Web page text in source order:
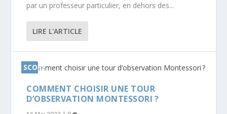
par un professeur particulier, en dehors des...
LIRE L'ARTICLE
SCORE
COMMENT CHOISIR UNE TOUR
D’OBSERVATION MONTESSORI ?